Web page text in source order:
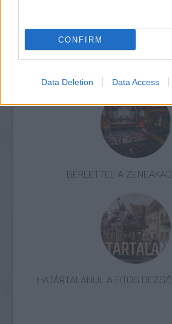
CONFIRM
Data Deletion Data Access
BÉRLETTEL A
HATÁRTALANUL A FITOS